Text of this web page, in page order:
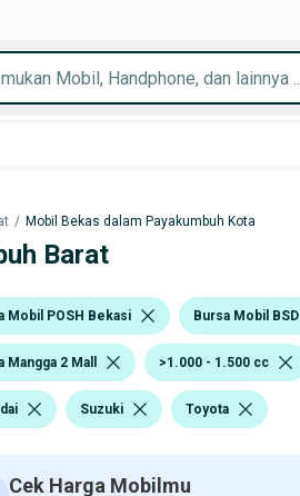
/ Mobil Bekas dalam Payakumbuh Kota
Barat
Mobil POSH Bekasi Bursa Mobil BSD
Mangga 2 Mall >1.000 - 1.500 cc
Suzuki Toyota
Cek Harga Mobilmu